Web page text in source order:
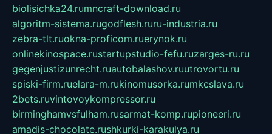
biolisichka24.rumncraft-download.ru
algoritm-sistema.rugodflesh.ruru-industria.ru
zebra-tlt.ruokna-proficom.ruerynok.ru
onlinekinospace.rustartupstudio-fefu.ruzarges-ru.ru
gegenjustizunrecht.ruautobalashov.ruutrovortu.ru
spiski-firm.ruelara-m.rukinomusorka.rumkcslava.ru
2bets.ruvintovoykompressor.ru
birminghamvsfulham.rusarmat-komp.rupioneeri.ru
amadis-chocolate.rushkurki-karakulya.ru